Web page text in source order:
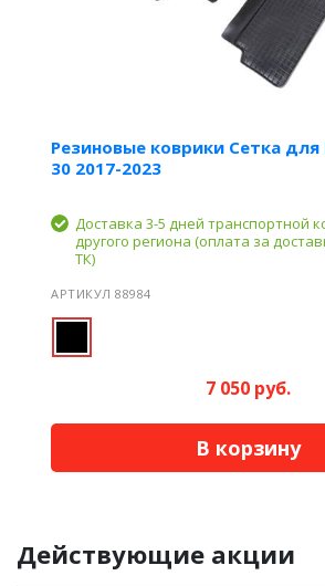
Резиновые коврики Сетка для
30 2017-2023
Доставка 3-5 дней транспортной
другого региона (оплата за
ТК)
АРТИКУЛ 88984
7 050 руб.
В корзину
Действующие акции